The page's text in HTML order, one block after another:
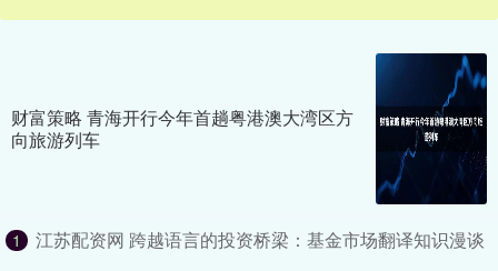
财富策略 青海开行今年首趟粤港澳大湾区方
向旅游列车
1 江苏配资网 跨越语言的投资桥梁：基金市场翻译知识漫谈